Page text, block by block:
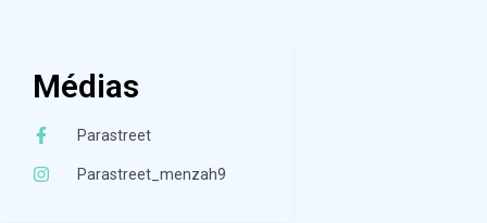
Médias
Parastreet
Parastreet_menzah9